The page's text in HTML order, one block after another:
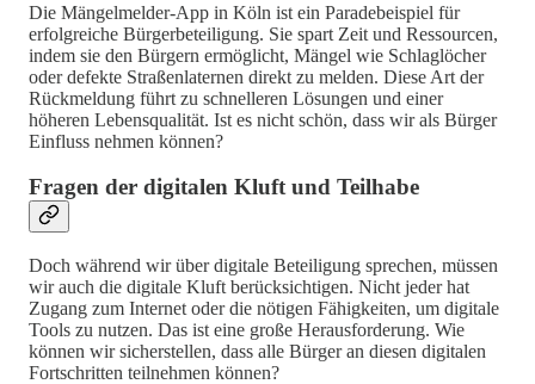
Die Mängelmelder-App in Köln ist ein Paradebeispiel für
erfolgreiche Bürgerbeteiligung. Sie spart Zeit und Ressourcen,
indem sie den Bürgern ermöglicht, Mängel wie Schlaglöcher
oder defekte Straßenlaternen direkt zu melden. Diese Art der
Rückmeldung führt zu schnelleren Lösungen und einer
höheren Lebensqualität. Ist es nicht schön, dass wir als Bürger
Einfluss nehmen können?
Fragen der digitalen Kluft und Teilhabe
Doch während wir über digitale Beteiligung sprechen, müssen
wir auch die digitale Kluft berücksichtigen. Nicht jeder hat
Zugang zum Internet oder die nötigen Fähigkeiten, um digitale
Tools zu nutzen. Das ist eine große Herausforderung. Wie
können wir sicherstellen, dass alle Bürger an diesen digitalen
Fortschritten teilnehmen können?